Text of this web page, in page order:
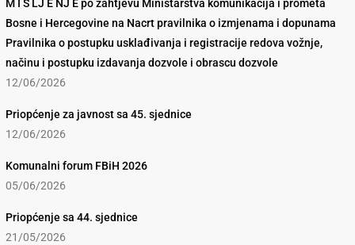
M I Š LJ E NJ E po zahtjevu Ministarstva komunikacija i prometa
Bosne i Hercegovine na Nacrt pravilnika o izmjenama i dopunama
Pravilnika o postupku usklađivanja i registracije redova vožnje,
načinu i postupku izdavanja dozvole i obrascu dozvole
12/06/2026
Priopćenje za javnost sa 45. sjednice
12/06/2026
Komunalni forum FBiH 2026
05/06/2026
Priopćenje sa 44. sjednice
21/05/2026